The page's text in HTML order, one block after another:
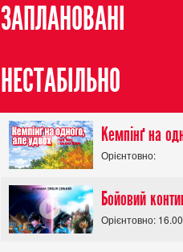
ЗАПЛАНОВАНІ
НЕСТАБІЛЬНО
Орієнтовно:
Орієнтовно: 16.00